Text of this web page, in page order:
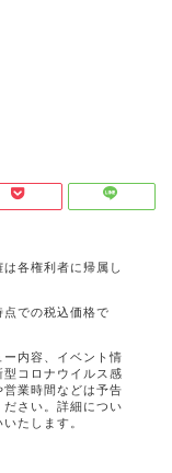
各権利者に帰属し
での税込価格で
内容、イベント情
コロナウイルス感
業時間などは予告
さい。詳細につい
たします。